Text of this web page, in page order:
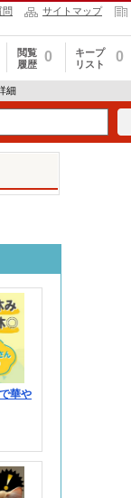
問 サイトマップ
閲覧
履歴
0
キープ
リスト
0
細
華や